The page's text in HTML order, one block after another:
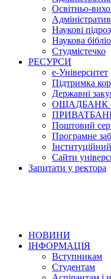
Освітньо-
Наукові
Наукова
Студмістечко
РЕСУРСИ
е-Університет
Підтримка
Державні
ОЩАДБАНК
ПРИВАТБАНК
Поштовий
Програмне
Сайти
Запитати у ректора
НОВИНИ
ІНФОРМАЦІЯ
Вступникам
Студентам